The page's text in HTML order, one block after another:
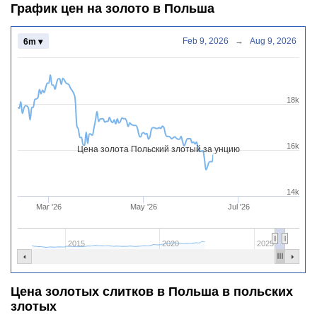
График цен на золото в Польша
Цена золота Польский злотый за унцию
Mar '26 May '26 Jul '26
2015 2020 2025
14k
16k
18k
6m ▾ Feb 9, 2026 → Aug 9, 2026
Цена золотых слитков в Польша в польских
злотых